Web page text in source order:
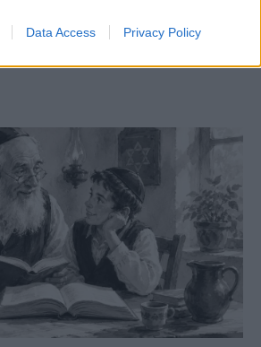
Data Access Privacy Policy